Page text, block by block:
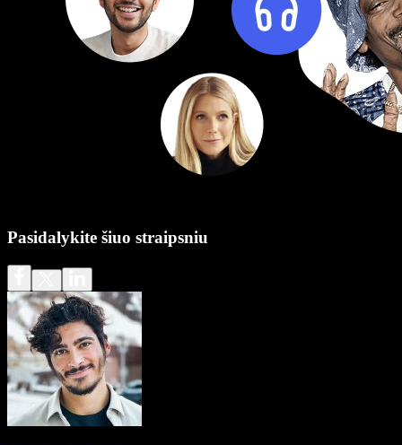
Pasidalykite šiuo straipsniu